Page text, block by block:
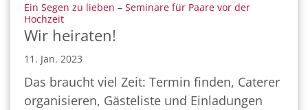
Ein Segen zu lieben – Seminare für Paare vor der
Hochzeit:
Wir heiraten!
11. Jan. 2023
Das braucht viel Zeit: Termin finden, Caterer
organisieren, Gästeliste und Einladungen